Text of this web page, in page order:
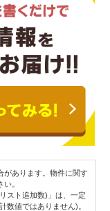
があります。物件に関す
。
スト追加数)」は、一定
数値ではありません)。